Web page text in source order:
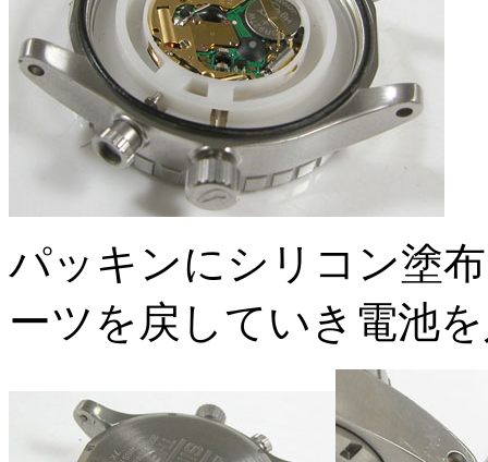
パッキンにシリコン塗
ーツを戻していき電池